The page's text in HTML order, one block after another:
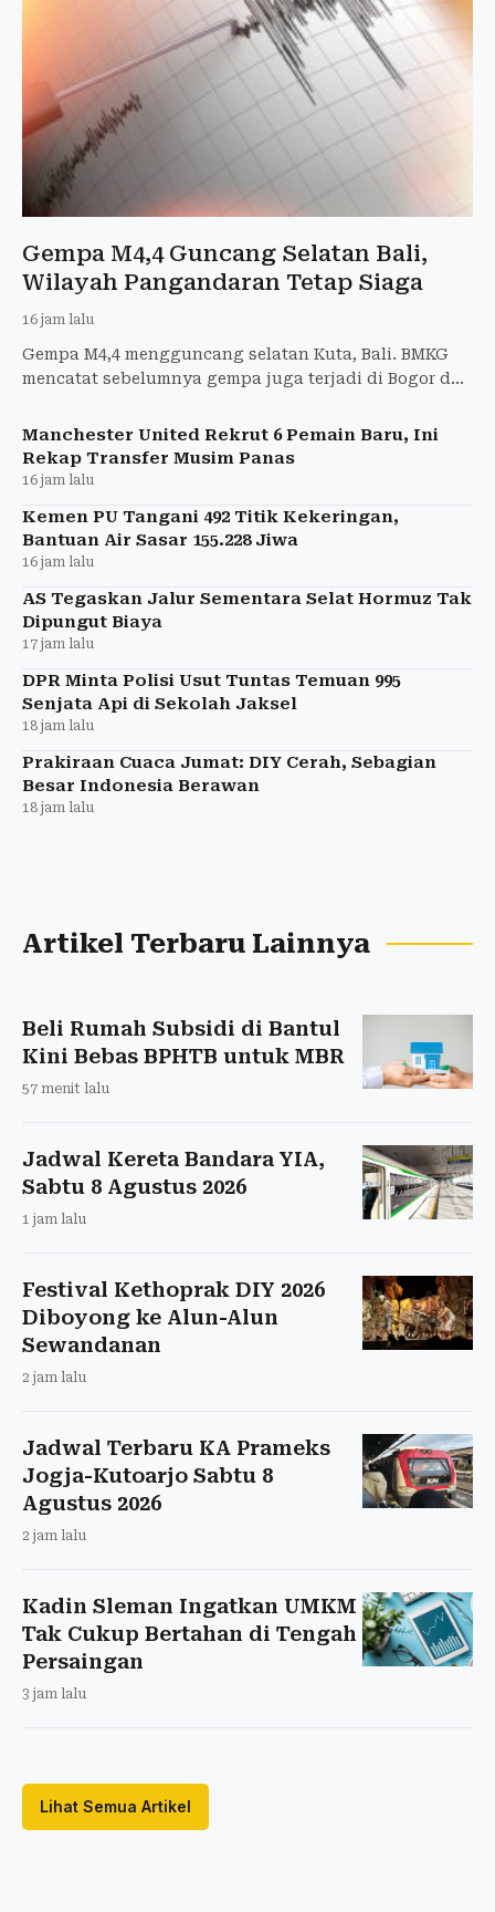
Gempa M4,4 Guncang Selatan Bali,
Wilayah Pangandaran Tetap Siaga
16 jam lalu
Gempa M4,4 mengguncang selatan Kuta, Bali. BMKG
mencatat sebelumnya gempa juga terjadi di Bogor dan
Manchester United Rekrut 6 Pemain Baru, Ini
Rekap Transfer Musim Panas
16 jam lalu
Kemen PU Tangani 492 Titik Kekeringan,
Bantuan Air Sasar 155.228 Jiwa
16 jam lalu
AS Tegaskan Jalur Sementara Selat Hormuz Tak
Dipungut Biaya
17 jam lalu
DPR Minta Polisi Usut Tuntas Temuan 995
Senjata Api di Sekolah Jaksel
18 jam lalu
Prakiraan Cuaca Jumat: DIY Cerah, Sebagian
Besar Indonesia Berawan
18 jam lalu
Artikel Terbaru Lainnya
Beli Rumah Subsidi di Bantul
Kini Bebas BPHTB untuk MBR
57 menit lalu
Jadwal Kereta Bandara YIA,
Sabtu 8 Agustus 2026
1 jam lalu
Festival Kethoprak DIY 2026
Diboyong ke Alun-Alun
Sewandanan
2 jam lalu
Jadwal Terbaru KA Prameks
Jogja-Kutoarjo Sabtu 8
Agustus 2026
2 jam lalu
Kadin Sleman Ingatkan UMKM
Tak Cukup Bertahan di Tengah
Persaingan
3 jam lalu
Lihat Semua Artikel